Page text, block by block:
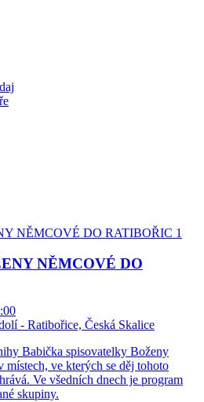
NĚMCOVÉ DO
- Ratibořice, Česká Skalice
Babička spisovatelky Boženy
ve kterých se děj tohoto
Ve všedních dnech je program
skupiny.